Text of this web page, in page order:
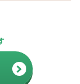
、
に役立つ
ます。